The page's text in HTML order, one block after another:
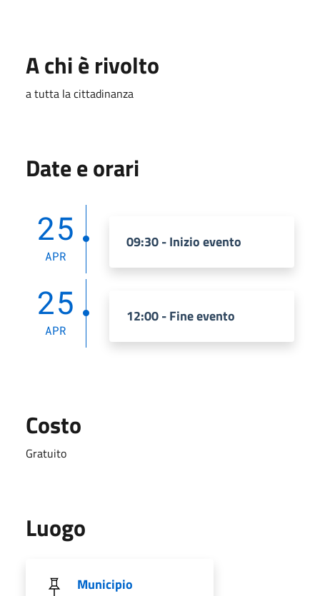
A chi è rivolto
a tutta la cittadinanza
Date e orari
25
APR
09:30 - Inizio evento
25
APR
12:00 - Fine evento
Costo
Gratuito
Luogo
Municipio